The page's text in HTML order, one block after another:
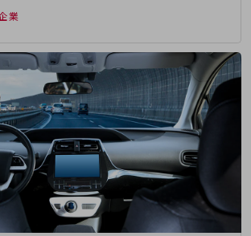
サービスをご紹介
トフォン
ォン
業